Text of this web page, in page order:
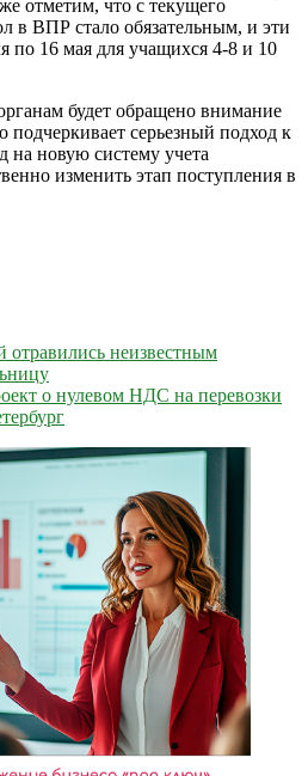
отметим, что с текущего
в ВПР стало обязательным, и эти
по 16 мая для учащихся 4-8 и 10
будет обращено внимание
серьезный подход к
на новую систему учета
изменить этап поступления в
отравились неизвестным
о нулевом НДС на перевозки